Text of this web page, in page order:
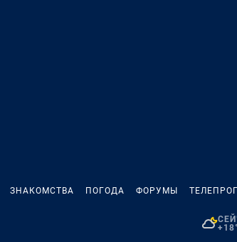
ЗНАКОМСТВА ПОГОДА ФОРУМЫ